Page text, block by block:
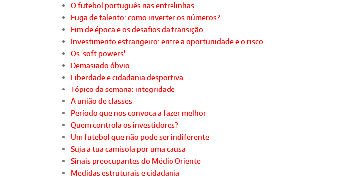
O futebol português nas entrelinhas
Fuga de talento: como inverter os números?
Fim de época e os desafios da transição
Investimento estrangeiro: entre a oportunidade e o risco
Os 'soft powers'
Demasiado óbvio
Liberdade e cidadania desportiva
Tópico da semana: integridade
A união de classes
Período que nos convoca a fazer melhor
Quem controla os investidores?
Um futebol que não pode ser indiferente
Suja a tua camisola por uma causa
Sinais preocupantes do Médio Oriente
Medidas estruturais e cidadania